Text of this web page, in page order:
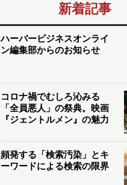
新着記事
ハーバービジネスオンライ
ン編集部からのお知らせ
コロナ禍でむしろ沁みる
「全員悪人」の祭典。映画
『ジェントルメン』の魅力
頻発する「検索汚染」とキ
ーワードによる検索の限界